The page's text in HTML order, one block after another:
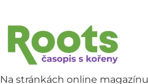
Na stránkách online